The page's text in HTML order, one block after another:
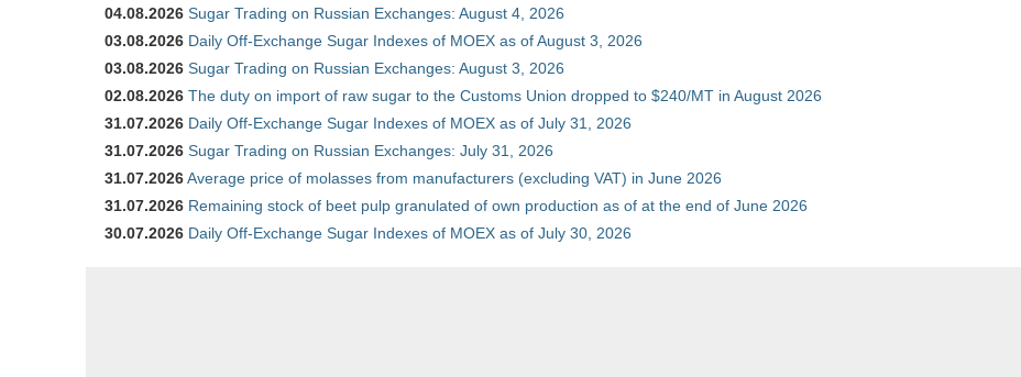
04.08.2026 Sugar Trading on Russian Exchanges: August 4, 2026
03.08.2026 Daily Off-Exchange Sugar Indexes of MOEX as of August 3, 2026
03.08.2026 Sugar Trading on Russian Exchanges: August 3, 2026
02.08.2026 The duty on import of raw sugar to the Customs Union dropped to $240/MT in August 2026
31.07.2026 Daily Off-Exchange Sugar Indexes of MOEX as of July 31, 2026
31.07.2026 Sugar Trading on Russian Exchanges: July 31, 2026
31.07.2026Average price of molasses from manufacturers (excluding VAT) in June 2026
31.07.2026 Remaining stock of beet pulp granulated of own production as of at the end of June 2026
30.07.2026 Daily Off-Exchange Sugar Indexes of MOEX as of July 30, 2026